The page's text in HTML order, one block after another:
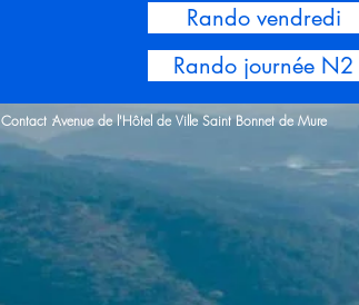
Rando vendredi
Rando journée N2
Contact :Avenue de l'Hôtel de Ville Saint Bonnet de Mure